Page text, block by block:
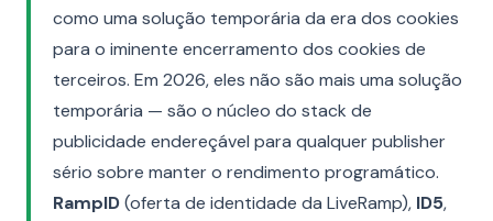
como uma solução temporária da era dos cookies
para o iminente encerramento dos cookies de
terceiros. Em 2026, eles não são mais uma solução
temporária — são o núcleo do stack de
publicidade endereçável para qualquer publisher
sério sobre manter o rendimento programático.
RampID(oferta de identidade da LiveRamp), ID5,